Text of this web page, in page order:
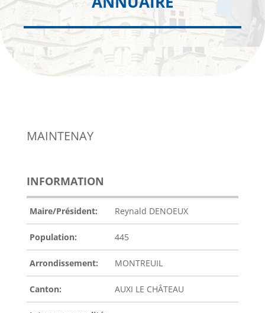
MAINTENAY
INFORMATION
Maire/Président: Reynald DENOEUX
Population: 445
Arrondissement: MONTREUIL
Canton: AUXI LE CHÂTEAU